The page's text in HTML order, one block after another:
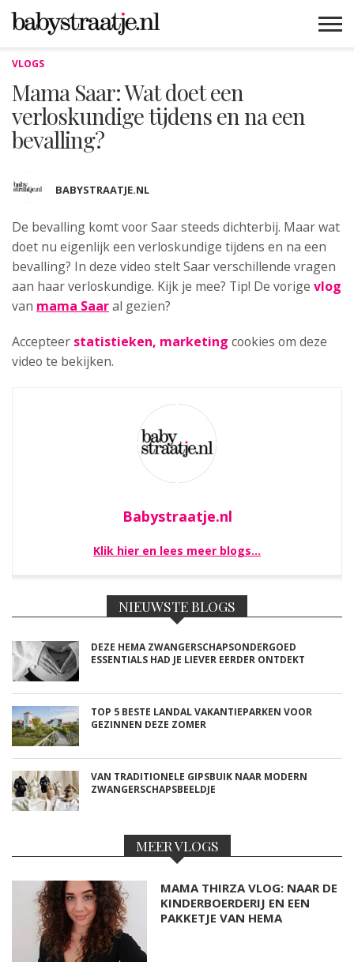
VLOGS
Mama Saar: Wat doet een
verloskundige tijdens en na een
bevalling?
BABYSTRAATJE.NL
De bevalling komt voor Saar steeds dichterbij. Maarwat
doet nu eigenlijk een verloskundige tijdens en na een
bevalling? In deze video stelt Saar verschillende vragen
aan haar verloskundige. Kijk je mee? Tip! De vorige vlog
van mama Saaral gezien?
Accepteer statistieken, marketing cookies om deze
video te bekijken.
Babystraatje.nl
Klik hier en lees meer blogs…
NIEUWSTE BLOGS
DEZE HEMA ZWANGERSCHAPSONDERGOED
ESSENTIALS HAD JE LIEVER EERDER ONTDEKT
TOP 5 BESTE LANDAL VAKANTIEPARKEN VOOR
GEZINNEN DEZE ZOMER
VAN TRADITIONELE GIPSBUIK NAAR MODERN
ZWANGERSCHAPSBEELDJE
MEER VLOGS
MAMA THIRZA VLOG: NAAR DE
KINDERBOERDERIJ EN EEN
PAKKETJE VAN HEMA